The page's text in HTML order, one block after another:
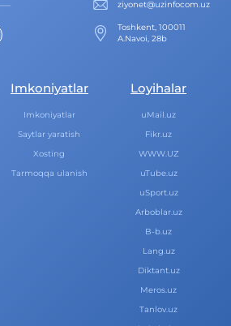
ziyonet@uzinfocom.uz
Toshkent, 100011
A.Navoi, 28b
Imkoniyatlar
Imkoniyatlar
Saytlar yaratish
Xosting
Tarmoqqa ulanish
Loyihalar
uMail.uz
Fikr.uz
WWW.UZ
uTube.uz
uSport.uz
Arboblar.uz
B-b.uz
Lang.uz
Diktant.uz
Meros.uz
Tanlov.uz